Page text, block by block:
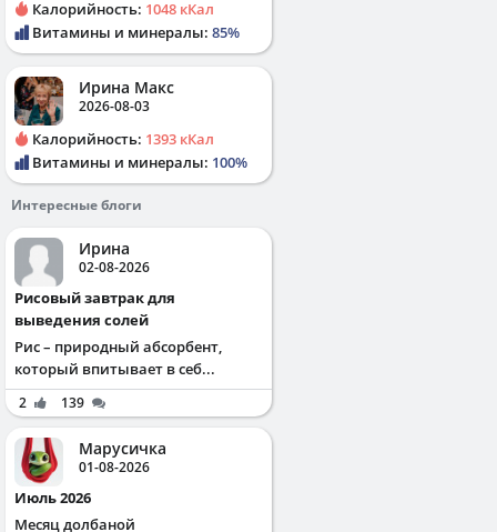
Калорийность: 1048 кКал
Витамины и минералы: 85%
Ирина Макс
2026-08-03
Калорийность: 1393 кКал
Витамины и минералы: 100%
Интересные блоги
Ирина
02-08-2026
Рисовый завтрак для
выведения солей
Рис – природный абсорбент,
который впитывает в себ...
2 139
Марусичка
01-08-2026
Июль 2026
Месяц долбаной